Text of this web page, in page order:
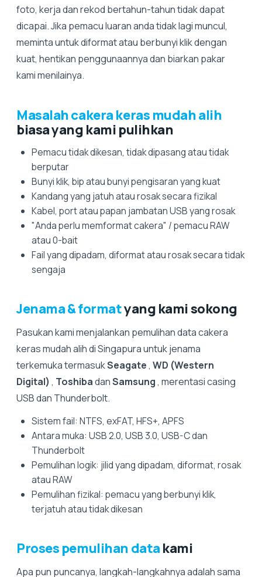
foto, kerja dan rekod bertahun-tahun tidak dapat
dicapai. Jika pemacu luaran anda tidak lagi muncul,
meminta untuk diformat atau berbunyi klik dengan
kuat, hentikan penggunaannya dan biarkan pakar
kami menilainya.
Masalah cakera keras mudah alih
biasa yang kami pulihkan
Pemacu tidak dikesan, tidak dipasang atau tidak
berputar
Bunyi klik, bip atau bunyi pengisaran yang kuat
Kandang yang jatuh atau rosak secara fizikal
Kabel, port atau papan jambatan USB yang rosak
"Anda perlu memformat cakera" / pemacu RAW
atau 0-bait
Fail yang dipadam, diformat atau rosak secara tidak
sengaja
Jenama & formatyang kami sokong
Pasukan kami menjalankan pemulihan data cakera
keras mudah alih di Singapura untuk jenama
terkemuka termasukSeagate, WD (Western
Digital) , ToshibadanSamsung, merentasi casing
USB dan Thunderbolt.
Sistem fail: NTFS, exFAT, HFS+, APFS
Antara muka: USB 2.0, USB 3.0, USB-C dan
Thunderbolt
Pemulihan logik: jilid yang dipadam, diformat, rosak
atau RAW
Pemulihan fizikal: pemacu yang berbunyi klik,
terjatuh atau tidak dikesan
Proses pemulihan data kami
Apa pun puncanya, langkah-langkahnya adalah sama